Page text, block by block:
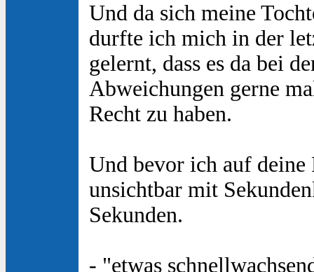
Und da sich meine
durfte ich mich in der
gelernt, dass es da bei
Abweichungen gerne
Recht zu haben.
Und bevor ich auf deine
unsichtbar mit
Sekunden.
- "etwas